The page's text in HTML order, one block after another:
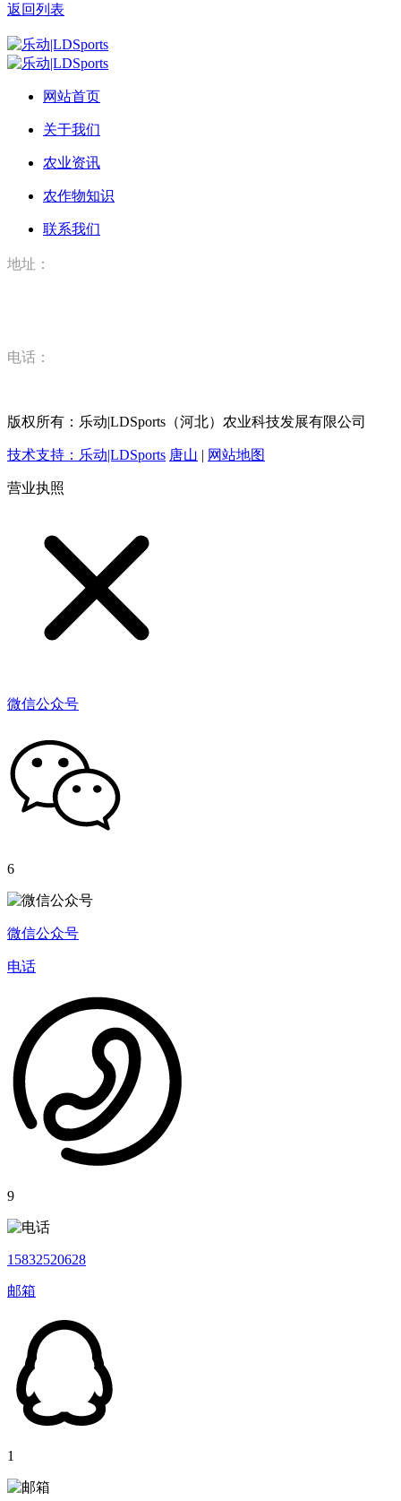
返回列表
网站首页
关于我们
农业资讯
农作物知识
联系我们
地址：
电话：
版权所有：乐动|LDSports（河北）农业科技发展有限公司
技术支持：乐动|LDSports 唐山 | 网站地图
营业执照
微信公众号
6
微信公众号
电话
9
15832520628
邮箱
1